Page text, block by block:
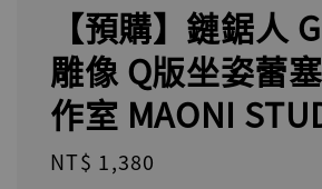
【預購】鏈鋸人
雕像 Q版坐姿蕾
作室 MAONI
Regular
NT$ 1,380